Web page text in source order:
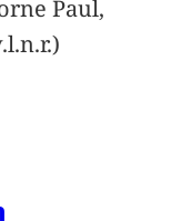
Paul,